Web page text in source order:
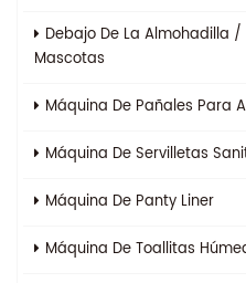
Debajo De La Almohadilla
Mascotas
Máquina De Pañales Para
Máquina De Servilletas
Máquina De Panty Liner
Máquina De Toallitas